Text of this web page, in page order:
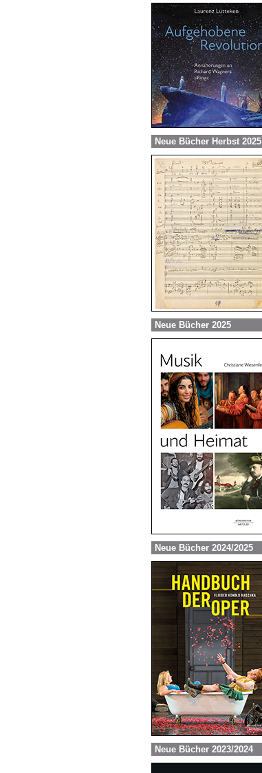
Neue Bücher Herbst 2025
Neue Bücher 2025
Neue Bücher 2024/2025
Neue Bücher 2023/2024